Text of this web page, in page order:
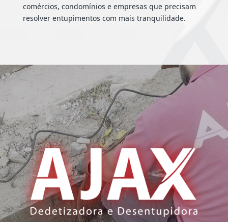
comércios, condomínios e empresas que precisam
resolver entupimentos com mais tranquilidade.